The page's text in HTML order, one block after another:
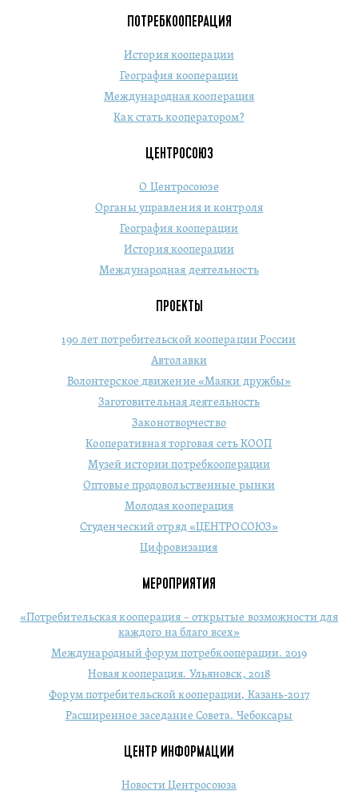
ПОТРЕБКООПЕРАЦИЯ
История кооперации
География кооперации
Международная кооперация
Как стать кооператором?
ЦЕНТРОСОЮЗ
О Центросоюзе
Органы управления и контроля
География кооперации
История кооперации
Международная деятельность
ПРОЕКТЫ
190 лет потребительской кооперации России
Автолавки
Волонтерское движение «Маяки дружбы»
Заготовительная деятельность
Законотворчество
Кооперативная торговая сеть КООП
Музей истории потребкооперации
Оптовые продовольственные рынки
Молодая кооперация
Студенческий отряд «ЦЕНТРОСОЮЗ»
Цифровизация
МЕРОПРИЯТИЯ
«Потребительская кооперация – открытые возможности для
каждого на благо всех»
Международный форум потребкооперации. 2019
Новая кооперация. Ульяновск, 2018
Форум потребительской кооперации, Казань-2017
Расширенное заседание Совета. Чебоксары
ЦЕНТР ИНФОРМАЦИИ
Новости Центросоюза